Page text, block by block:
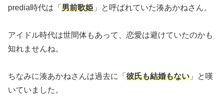
predia時代は「 男前歌姫 」と呼ばれていた湊あかねさん。
アイドル時代は世間体もあって、恋愛は避けていたのかも
知れませんね。
ちなみに湊あかねさんは過去に「 彼氏も結婚もない 」と嘆
いていました。